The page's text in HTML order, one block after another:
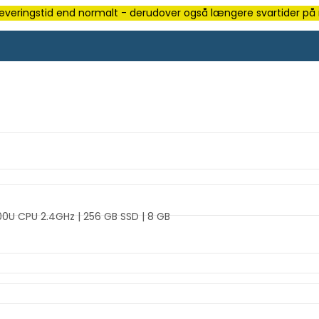
end normalt - derudover også længere svartider på
CPU 2.4GHz | 256 GB SSD | 8 GB